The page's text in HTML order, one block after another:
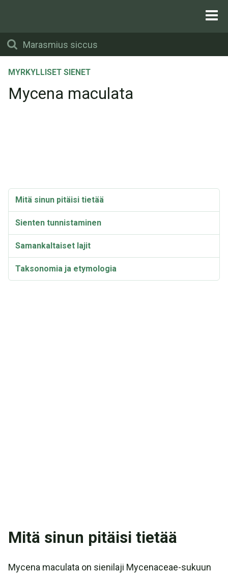
MYRKYLLISET SIENET
Mycena maculata
Mitä sinun pitäisi tietää
Sienten tunnistaminen
Samankaltaiset lajit
Taksonomia ja etymologia
Mitä sinun pitäisi tietää
Mycena maculata on sienilaji Mycenaceae-sukuun